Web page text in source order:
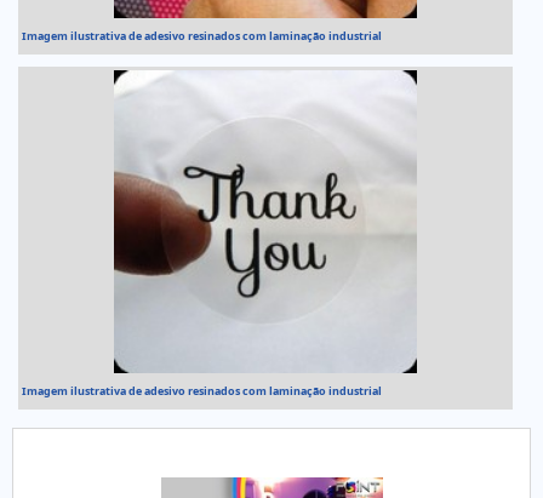
Imagem ilustrativa de adesivo resinados com laminação industrial
Imagem ilustrativa de adesivo resinados com laminação industrial